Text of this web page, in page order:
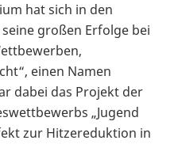
hat sich in den
großen Erfolge bei
einen Namen
dabei das Projekt der
„Jugend
zur Hitzereduktion in